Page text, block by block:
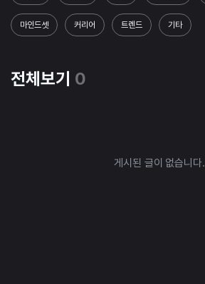
마인드셋 커리어 트렌드 기타
전체보기 0
게시된 글이 없습니다.